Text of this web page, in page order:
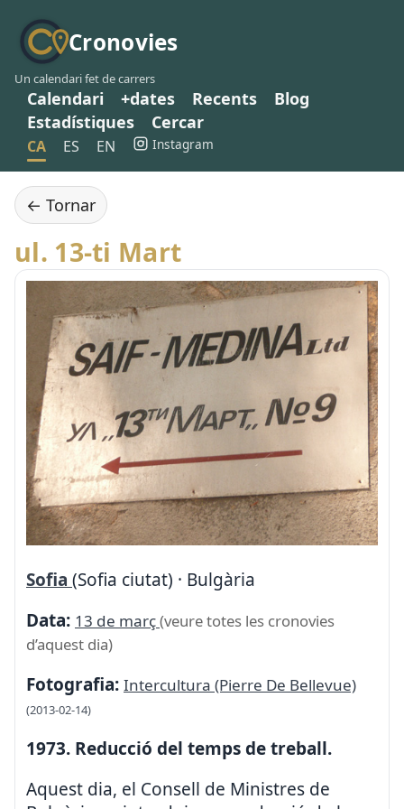
Cronovies
Un calendari fet de carrers
Calendari +dates Recents
Blog
Estadístiques
Cercar
CA ES EN Instagram
← Tornar
ul. 13-ti Mart
Sofia (Sofia ciutat) · Bulgària
Data: 13 de març(veure totes les cronovies
d’aquest dia)
Fotografia: Intercultura (Pierre De Bellevue)
(2013-02-14)
1973. Reducció del temps de treball.
Aquest dia, el Consell de Ministres de